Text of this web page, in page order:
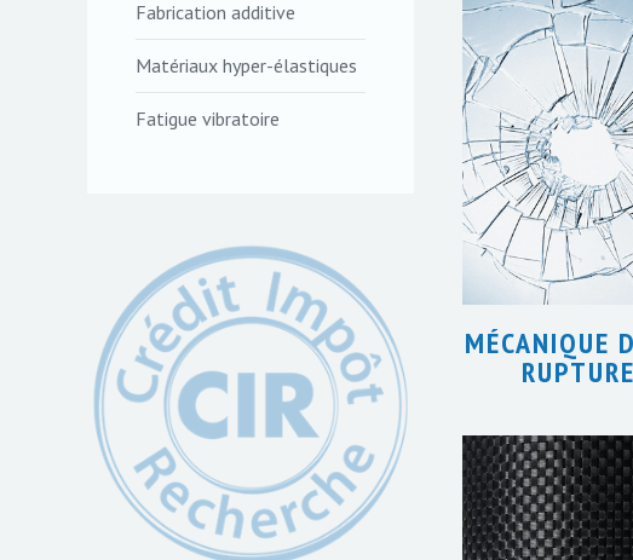
MÉCANIQUE
RUPTURE
Fabrication additive
Matériaux hyper-élastiques
Fatigue vibratoire